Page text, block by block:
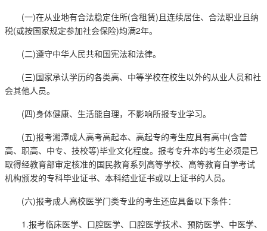
(一)在从业地有合法稳定住所(含租赁)且连续居住、合法职业且纳
税(或按国家规定参加社会保险)均满2年。
(二)遵守中华人民共和国宪法和法律。
(三)国家承认学历的各类高、中等学校在校生以外的从业人员和社
会其他人员。
(四)身体健康、生活能自理，不影响所报专业学习。
(五)报考湘潭成人高考高起本、高起专的考生应具有高中(含普
高、职高、中专、技校等)毕业文化程度。报考专升本的考生必须是已
取得经教育部审定核准的国民教育系列高等学校、高等教育自学考试
机构颁发的专科毕业证书、本科结业证书或以上证书的人员。
(六)报考成人高校医学门类专业的考生还应具备以下条件：
1.报考临床医学、口腔医学、口腔医学技术、预防医学、中医学、